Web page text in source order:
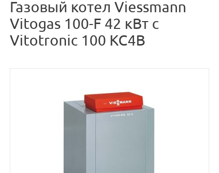
Газовый котел Viessmann
Vitogas 100-F 42 кВт с
Vitotronic 100 KC4B